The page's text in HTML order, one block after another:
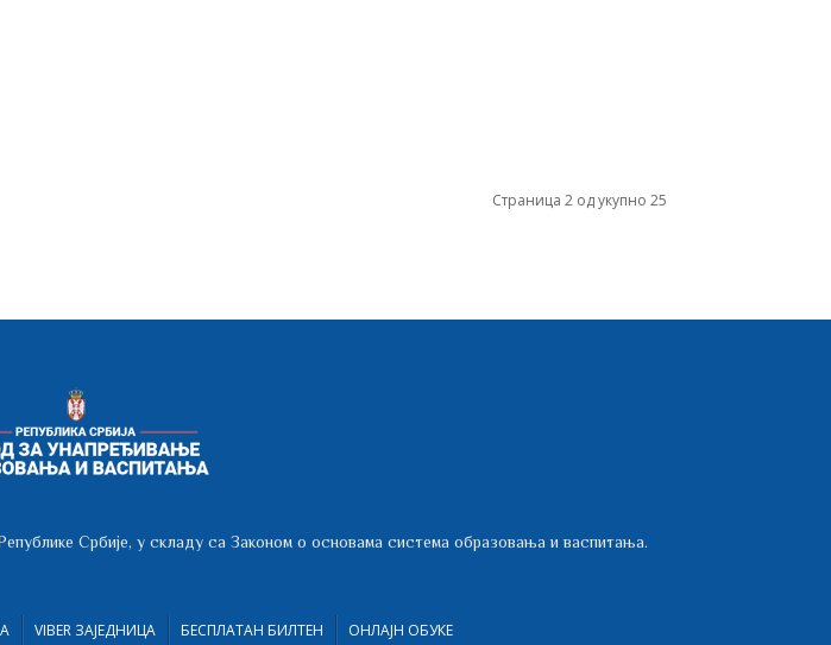
Страница 2 од укупно 25
Србије, у складу са Законом о основама система образовања и васпитања.
VIBER ЗАЈЕДНИЦА БЕСПЛАТАН БИЛТЕН ОНЛАЈН ОБУКЕ